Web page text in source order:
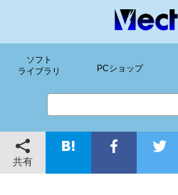
ソフト
ライブラリ
PCショップ
共有